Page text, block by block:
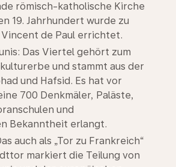
römisch-katholische Kirche
19. Jahrhundert wurde zu
Vincent de Paul errichtet.
Das Viertel gehört zum
und stammt aus der
und Hafsid. Es hat vor
700 Denkmäler, Paläste,
und
Bekanntheit erlangt.
auch als „Tor zu Frankreich“
markiert die Teilung von